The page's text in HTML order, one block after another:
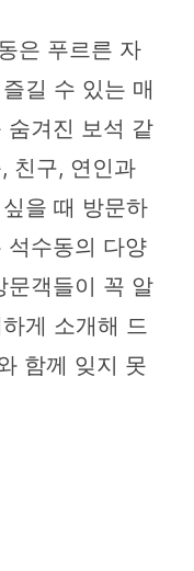
은 푸르른 자
길 수 있는 매
숨겨진 보석 같
친구, 연인과
을 때 방문하
석수동의 다양
문객들이 꼭 알
게 소개해 드
함께 잊지 못